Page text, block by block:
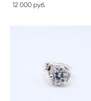
12 000 pуб.